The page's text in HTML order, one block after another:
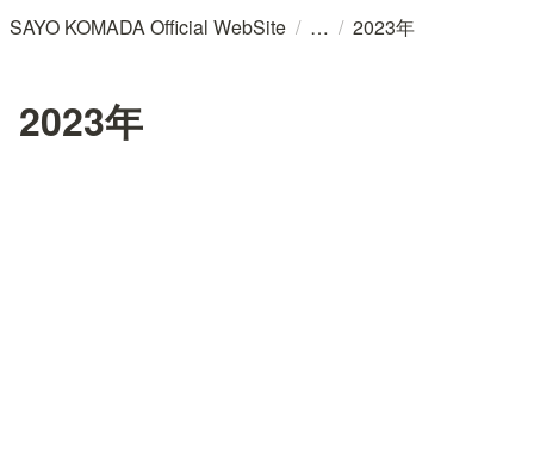
SAYO KOMADA Official WebSite / / 2023年
2023年